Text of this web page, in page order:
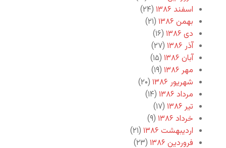
اسفند ۱۳۸۶
(۲۴)
بهمن ۱۳۸۶
(۲۱)
دی ۱۳۸۶
(۱۶)
آذر ۱۳۸۶
(۲۷)
آبان ۱۳۸۶
(۱۵)
مهر ۱۳۸۶
(۱۹)
شهریور ۱۳۸۶
(۲۰)
مرداد ۱۳۸۶
(۱۴)
تیر ۱۳۸۶
(۱۷)
خرداد ۱۳۸۶
(۹)
اردیبهشت ۱۳۸۶
(۲۱)
فروردین ۱۳۸۶
(۲۳)